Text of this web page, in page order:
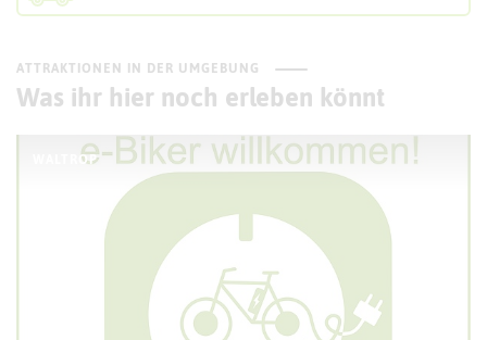
ATTRAKTIONEN IN DER UMGEBUNG
Was ihr hier noch erleben könnt
WALTROP